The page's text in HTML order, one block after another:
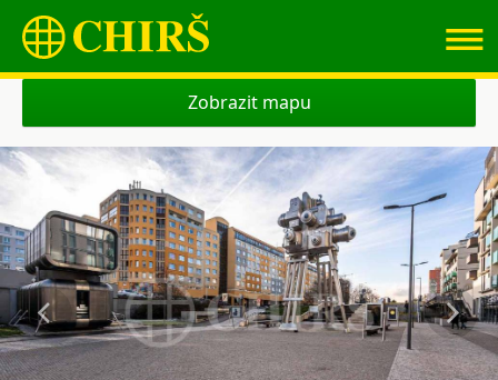
≡
Zobrazit mapu